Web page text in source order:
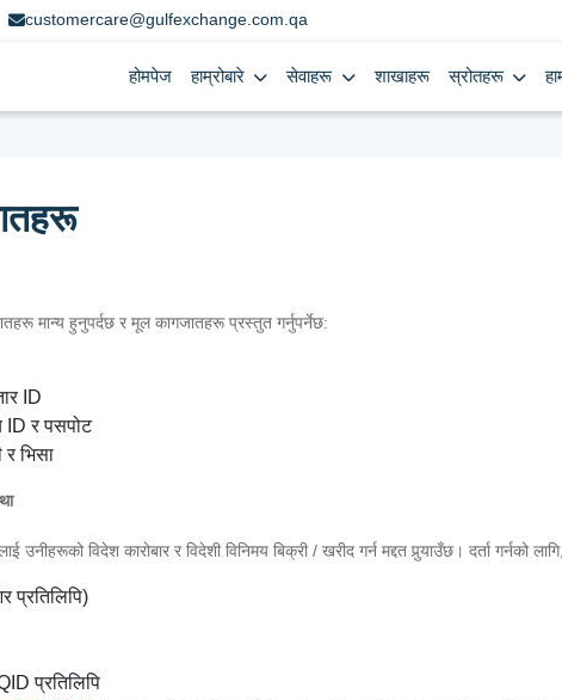
customercare@gulfexchange.com.qa
होमपेज हाम्रोबारे सेवाहरू शाखाहरू स्रोतहरू
मान्य हुनुपर्दछ र मूल कागजातहरू प्रस्तुत गर्नुपर्नेछ:
ID
ID र पसपोट
र भिसा
विदेश कारोबार र विदेशी विनिमय बिक्री / खरीद गर्न मद्दत पुर्‍याउँछ। दर्ता गर्नको
प्रतिलिपि)
प्रतिलिपि